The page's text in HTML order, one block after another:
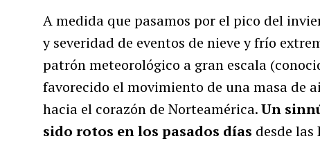
A medida que pasamos por el pico del
y severidad de eventos de nieve y frío
patrón meteorológico a gran escala
favorecido el movimiento de una masa de
hacia el corazón de Norteamérica.Un
sido rotos en los pasados días desde